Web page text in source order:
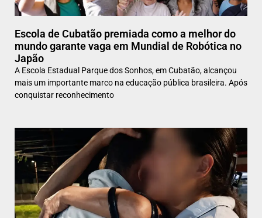
Escola de Cubatão premiada como a melhor do
mundo garante vaga em Mundial de Robótica no
Japão
A Escola Estadual Parque dos Sonhos, em Cubatão, alcançou
mais um importante marco na educação pública brasileira. Após
conquistar reconhecimento